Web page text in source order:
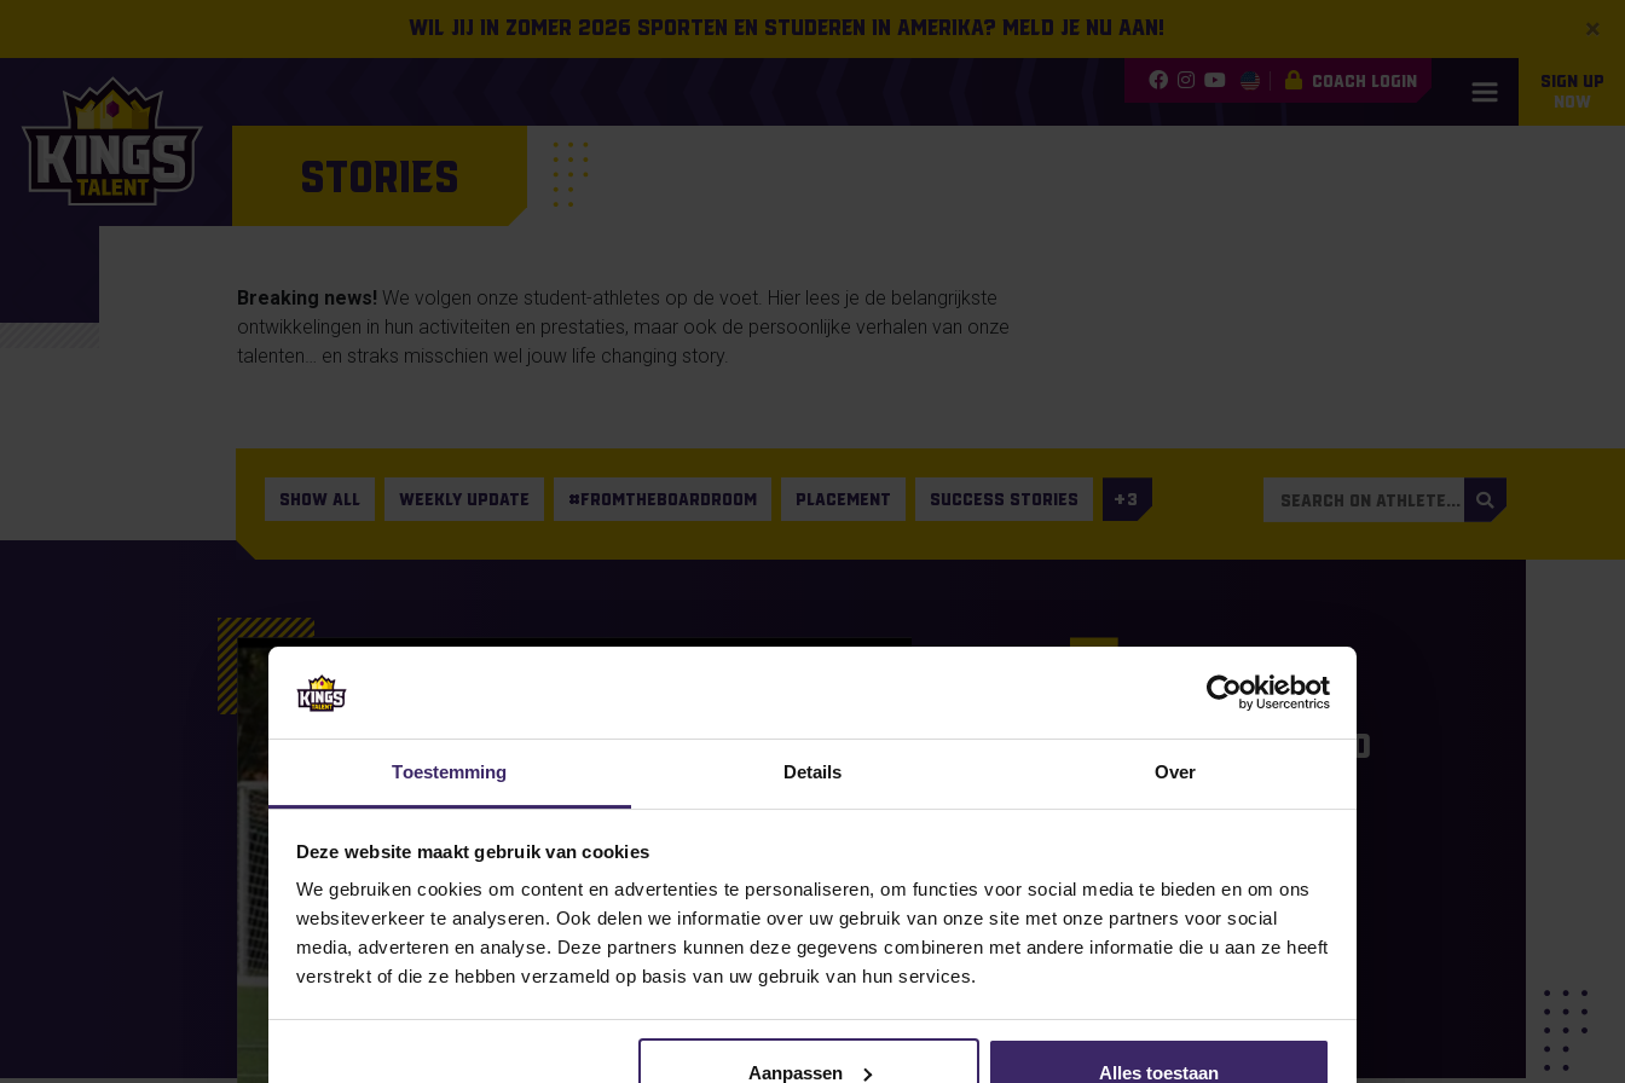
Toestemming Details Over
Deze website maakt gebruik van cookies
We gebruiken cookies om content en advertenties te personaliseren, om functies voor social media te bieden en om ons
websiteverkeer te analyseren. Ook delen we informatie over uw gebruik van onze site met onze partners voor social
media, adverteren en analyse. Deze partners kunnen deze gegevens combineren met andere informatie die u aan ze heeft
verstrekt of die ze hebben verzameld op basis van uw gebruik van hun services.
Aanpassen Alles toestaan
×
Wil jij in zomer 2026 sporten en studeren in Amerika? Meld je nu aan!
COACH LOGIN
SIGN UP
NOW
STORIES
Breaking news! We volgen onze student-athletes op de voet. Hier lees je de belangrijkste
ontwikkelingen in hun activiteiten en prestaties, maar ook de persoonlijke verhalen van onze
talenten… en straks misschien wel jouw life changing story.
SHOW ALL WEEKLY UPDATE #FROMTHEBOARDROOM PLACEMENT SUCCESS STORIES 3
18
Yska Last goes to
Lane Community
College!